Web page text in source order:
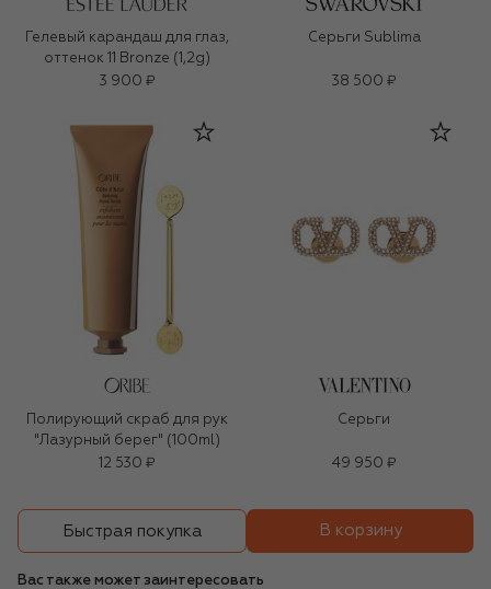
Гелевый карандаш для глаз,
оттенок 11 Bronze (1,2g)
3 900 ₽
Серьги Sublima
38 500 ₽
Полирующий скраб для рук
"Лазурный берег" (100ml)
12 530 ₽
Серьги
49 950 ₽
Быстрая покупка В корзину
Вас также может заинтересовать